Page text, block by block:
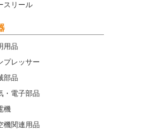
スリール
用品
プレッサー
部品
・電子部品
機
機関連用品